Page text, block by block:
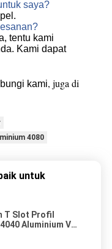
saya?
tentu kami
Kami dapat
kami, juga di
4080
untuk
T Slot Profil
Aluminium V